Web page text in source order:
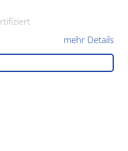
mehr Details